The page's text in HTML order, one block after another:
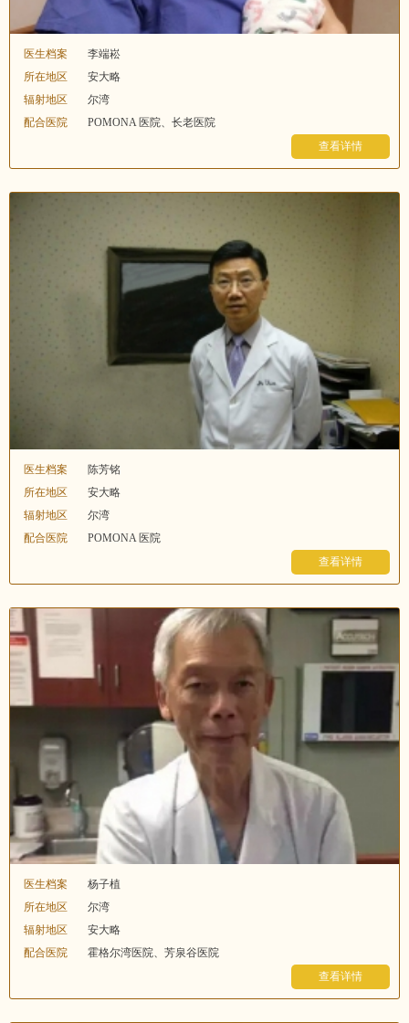
医生档案
李端崧
所在地区
安大略
辐射地区
尔湾
配合医院
POMONA 医院、长老医院
查看详情
医生档案
陈芳铭
所在地区
安大略
辐射地区
尔湾
配合医院
POMONA 医院
查看详情
医生档案
杨子植
所在地区
尔湾
辐射地区
安大略
配合医院
霍格尔湾医院、芳泉谷医院
查看详情